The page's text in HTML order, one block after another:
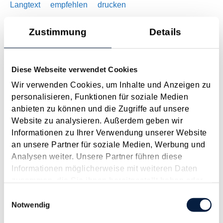
Zustimmung Details
Diese Webseite verwendet Cookies
Wir verwenden Cookies, um Inhalte und Anzeigen zu
personalisieren, Funktionen für soziale Medien
anbieten zu können und die Zugriffe auf unsere
Website zu analysieren. Außerdem geben wir
Informationen zu Ihrer Verwendung unserer Website
an unsere Partner für soziale Medien, Werbung und
Analysen weiter. Unsere Partner führen diese
Informationen möglicherweise mit weiteren Daten
gesammelt haben.
Notwendig
Langtext empfehlen drucken
Maßnahmen vor Jahresende 2024 - Für Unternehmer
November 2024
In durchaus turbulenten Zeiten sollte der näher rückende
Steuer-Check genommen werden. Denn es finden sich
regelmäßig Möglichkeiten, durch gezielte Maßnahmen legal
Steuern zu sparen bzw. die...
Langtext
empfehlen drucken
Maßnahmen vor Jahresende 2024 - Für alle
Steuerpflichtigen
November 2024
Sonderausgaben ohne Höchstbetrag und Kirchenbeitrag
Folgende Sonderausgaben sind ohne Höchstbetrag